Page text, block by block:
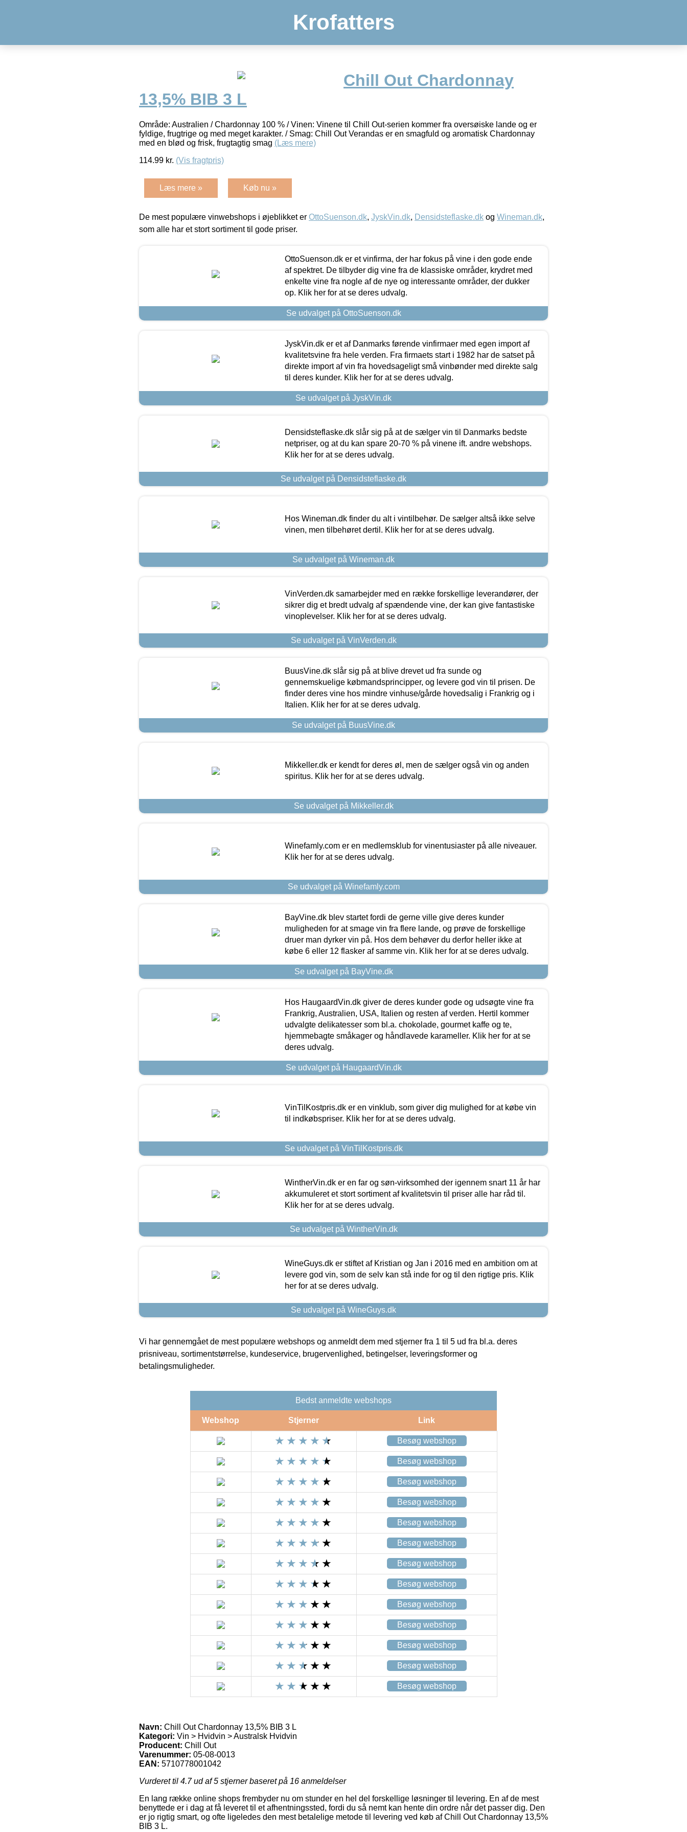
Krofatters
Chill Out Chardonnay
13,5% BIB 3 L
Område: Australien / Chardonnay 100 % / Vinen: Vinene til Chill Out-serien kommer fra oversøiske lande og er
fyldige, frugtrige og med meget karakter. / Smag: Chill Out Verandas er en smagfuld og aromatisk Chardonnay
med en blød og frisk, frugtagtig smag (Læs mere)
114.99 kr. (Vis fragtpris)
Læs mere » Køb nu »
De mest populære vinwebshops i øjeblikket er OttoSuenson.dk, JyskVin.dk, Densidsteflaske.dk og Wineman.dk,
som alle har et stort sortiment til gode priser.
OttoSuenson.dk er et vinfirma, der har fokus på vine i den gode ende
af spektret. De tilbyder dig vine fra de klassiske områder, krydret med
enkelte vine fra nogle af de nye og interessante områder, der dukker
op. Klik her for at se deres udvalg.
Se udvalget på OttoSuenson.dk
JyskVin.dk er et af Danmarks førende vinfirmaer med egen import af
kvalitetsvine fra hele verden. Fra firmaets start i 1982 har de satset på
direkte import af vin fra hovedsageligt små vinbønder med direkte salg
til deres kunder. Klik her for at se deres udvalg.
Se udvalget på JyskVin.dk
Densidsteflaske.dk slår sig på at de sælger vin til Danmarks bedste
netpriser, og at du kan spare 20-70 % på vinene ift. andre webshops.
Klik her for at se deres udvalg.
Se udvalget på Densidsteflaske.dk
Hos Wineman.dk finder du alt i vintilbehør. De sælger altså ikke selve
vinen, men tilbehøret dertil. Klik her for at se deres udvalg.
Se udvalget på Wineman.dk
VinVerden.dk samarbejder med en række forskellige leverandører, der
sikrer dig et bredt udvalg af spændende vine, der kan give fantastiske
vinoplevelser. Klik her for at se deres udvalg.
Se udvalget på VinVerden.dk
BuusVine.dk slår sig på at blive drevet ud fra sunde og
gennemskuelige købmandsprincipper, og levere god vin til prisen. De
finder deres vine hos mindre vinhuse/gårde hovedsalig i Frankrig og i
Italien. Klik her for at se deres udvalg.
Se udvalget på BuusVine.dk
Mikkeller.dk er kendt for deres øl, men de sælger også vin og anden
spiritus. Klik her for at se deres udvalg.
Se udvalget på Mikkeller.dk
Winefamly.com er en medlemsklub for vinentusiaster på alle niveauer.
Klik her for at se deres udvalg.
Se udvalget på Winefamly.com
BayVine.dk blev startet fordi de gerne ville give deres kunder
muligheden for at smage vin fra flere lande, og prøve de forskellige
druer man dyrker vin på. Hos dem behøver du derfor heller ikke at
købe 6 eller 12 flasker af samme vin. Klik her for at se deres udvalg.
Se udvalget på BayVine.dk
Hos HaugaardVin.dk giver de deres kunder gode og udsøgte vine fra
Frankrig, Australien, USA, Italien og resten af verden. Hertil kommer
udvalgte delikatesser som bl.a. chokolade, gourmet kaffe og te,
hjemmebagte småkager og håndlavede karameller. Klik her for at se
deres udvalg.
Se udvalget på HaugaardVin.dk
VinTilKostpris.dk er en vinklub, som giver dig mulighed for at købe vin
til indkøbspriser. Klik her for at se deres udvalg.
Se udvalget på VinTilKostpris.dk
WintherVin.dk er en far og søn-virksomhed der igennem snart 11 år har
akkumuleret et stort sortiment af kvalitetsvin til priser alle har råd til.
Klik her for at se deres udvalg.
Se udvalget på WintherVin.dk
WineGuys.dk er stiftet af Kristian og Jan i 2016 med en ambition om at
levere god vin, som de selv kan stå inde for og til den rigtige pris. Klik
her for at se deres udvalg.
Se udvalget på WineGuys.dk
Vi har gennemgået de mest populære webshops og anmeldt dem med stjerner fra 1 til 5 ud fra bl.a. deres
prisniveau, sortimentstørrelse, kundeservice, brugervenlighed, betingelser, leveringsformer og
betalingsmuligheder.
Bedst anmeldte webshops
Webshop Stjerner Link
Besøg webshop
Besøg webshop
Besøg webshop
Besøg webshop
Besøg webshop
Besøg webshop
Besøg webshop
Besøg webshop
Besøg webshop
Besøg webshop
Besøg webshop
Besøg webshop
Besøg webshop
Navn: Chill Out Chardonnay 13,5% BIB 3 L
Kategori: Vin > Hvidvin > Australsk Hvidvin
Producent: Chill Out
Varenummer: 05-08-0013
EAN: 5710778001042
Vurderet til 4.7ud af 5 stjerner baseret på 16 anmeldelser
En lang række online shops frembyder nu om stunder en hel del forskellige løsninger til levering. En af de mest
benyttede er i dag at få leveret til et afhentningssted, fordi du så nemt kan hente din ordre når det passer dig. Den
er jo rigtig smart, og ofte ligeledes den mest betalelige metode til levering ved køb af Chill Out Chardonnay 13,5%
BIB 3 L.